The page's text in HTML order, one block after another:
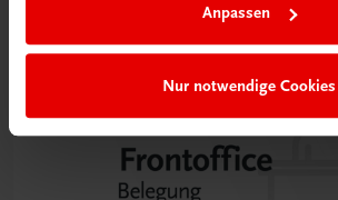
Anpassen
Nur notwendige Cookies